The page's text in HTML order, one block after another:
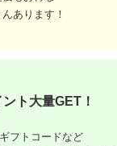
あります！
ト大量GET！
フトコードなど